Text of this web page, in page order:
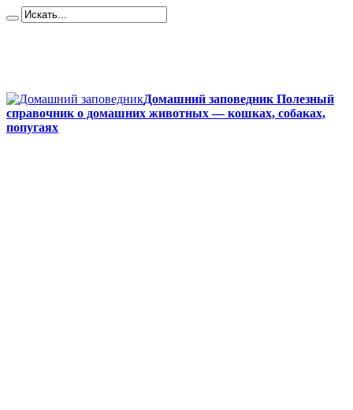
Домашний заповедник Полезный
справочник о домашних животных — кошках, собаках,
попугаях